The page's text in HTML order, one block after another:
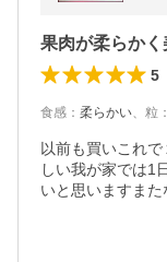
果肉が柔らかく
5
食感 ： 柔らかい、 粒 ：
以前も買いこれ
しい我が家では1
いと思いますま